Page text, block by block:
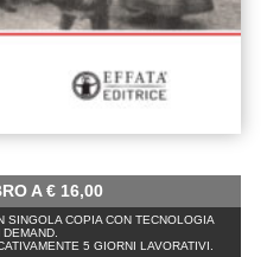
A€ 16,00
SINGOLA COPIA CON TECNOLOGIA
5 GIORNI LAVORATIVI.